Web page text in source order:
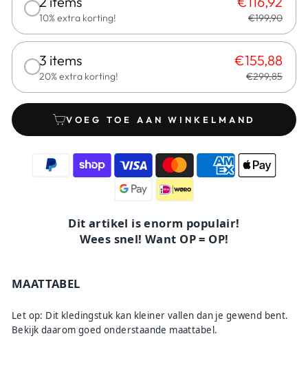
10% extra korting! €199,90
3 items
20% extra korting!
€155,88
€299,85
VOEG TOE AAN WINKELMAND
Dit artikel is enorm populair!
Wees snel! Want OP = OP!
MAATTABEL
Let op: Dit kledingstuk kan kleiner vallen dan je gewend bent.
Bekijk daarom goed onderstaande maattabel.